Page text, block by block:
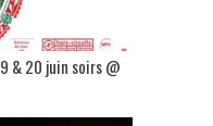
& 20 juin soirs @